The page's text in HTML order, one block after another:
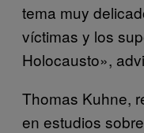
tema muy
víctimas y los
Holocausto»,
Thomas Kuhne,
en estudios